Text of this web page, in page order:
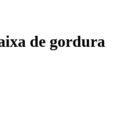
de gordura